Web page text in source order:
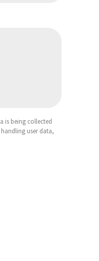
is being collected
user data,